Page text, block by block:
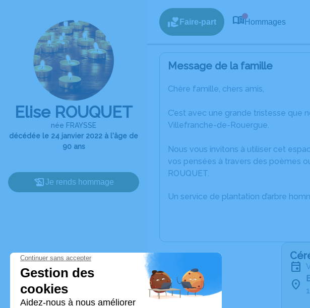
Elise ROUQUET
née FRAYSSE
décédée le 24 janvier 2022 à l'âge de
90 ans
Je rends hommage
Faire-part Hommages
Message de la famille
Chère famille, chers amis,
C’est avec une grande tristesse que
Villefranche-de-Rouergue.
Nous vous invitons à utiliser cet
vos pensées à travers des poèmes
ROUQUET.
Un service de plantation d’arbre